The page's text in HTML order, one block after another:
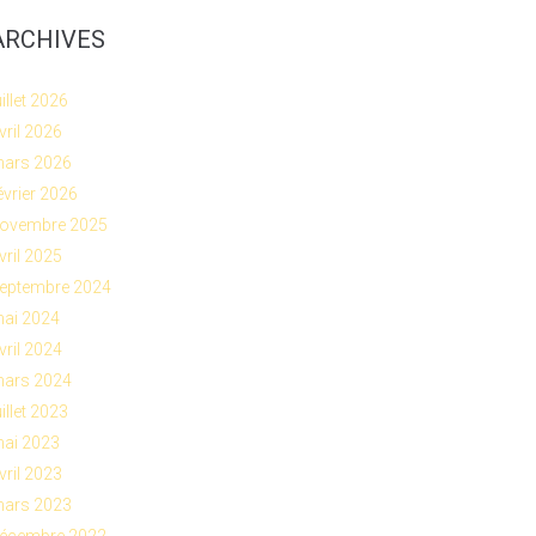
2026
2026
2026
2026
2025
2025
2024
2024
2024
2024
2023
2023
2023
2023